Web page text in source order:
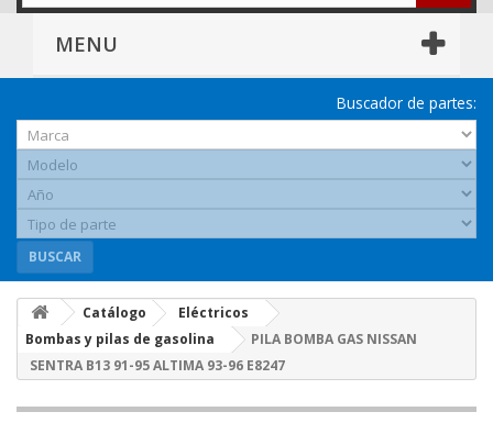
MENU
Buscador de partes:
BUSCAR
Catálogo
Eléctricos
Bombas y pilas de gasolina
PILA BOMBA GAS NISSAN
SENTRA B13 91-95 ALTIMA 93-96 E8247